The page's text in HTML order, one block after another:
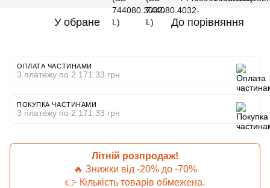
У обране До порівняння
ОПЛАТА ЧАСТИНАМИ
3 платежу по 2 171.33 грн
ПОКУПКА ЧАСТИНАМИ
3 платежу по 2 171.33 грн
Літній розпродаж!
🔥 Знижки від -20% до -70%
👉 Кількість товарів обмежена.